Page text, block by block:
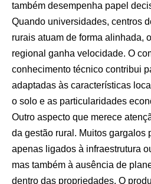
também desempenha papel
Quando universidades, centros
rurais atuam de forma alinhada,
regional ganha velocidade. O
conhecimento técnico contribui
adaptadas às características
o solo e as particularidades
Outro aspecto que merece
da gestão rural. Muitos gargalos
apenas ligados à infraestrutura
mas também à ausência de
dentro das propriedades. O